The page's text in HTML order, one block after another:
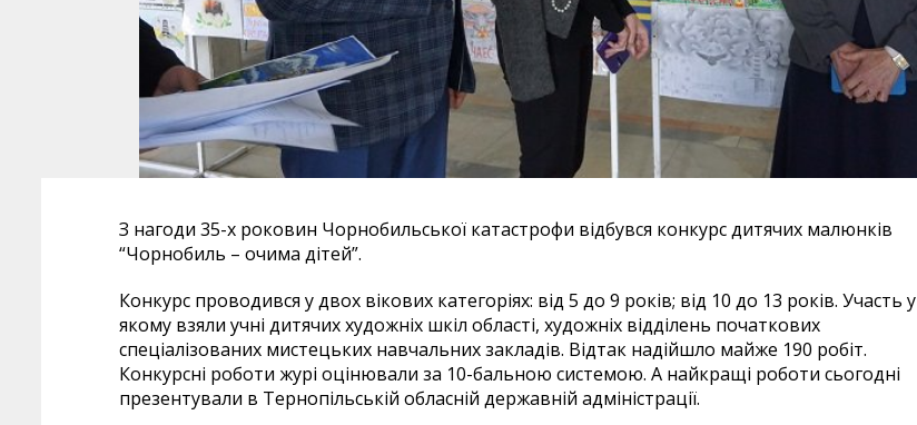
З нагоди 35-х роковин Чорнобильської катастрофи відбувся конкурс дитячих малюнків
“Чорнобиль – очима дітей”.
Конкурс проводився у двох вікових категоріях: від 5 до 9 років; від 10 до 13 років. Участь у
якому взяли учні дитячих художніх шкіл області, художніх відділень початкових
спеціалізованих мистецьких навчальних закладів. Відтак надійшло майже 190 робіт.
Конкурсні роботи журі оцінювали за 10-бальною системою. А найкращі роботи сьогодні
презентували в Тернопільській обласній державній адміністрації.